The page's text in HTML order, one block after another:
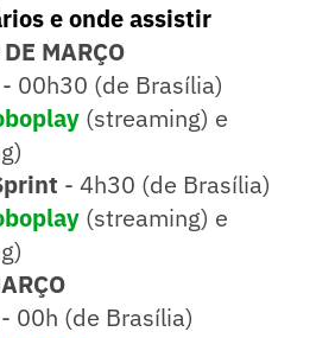
e onde assistir
MARÇO
- 00h30 (de Brasília)
(streaming) e
- 4h30 (de Brasília)
(streaming) e
- 00h (de Brasília)